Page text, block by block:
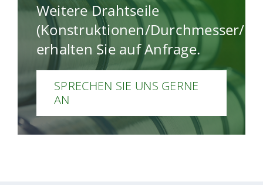
Weitere Drahtseile
(Konstruktionen/Durchmesser/
erhalten Sie auf Anfrage.
SPRECHEN SIE UNS GERNE
AN